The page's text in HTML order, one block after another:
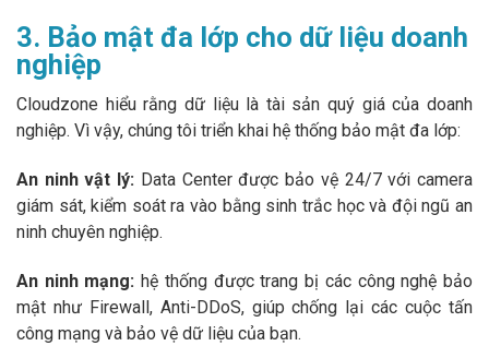
3. Bảo mật đa lớp cho dữ liệu doanh
nghiệp
Cloudzone hiểu rằng dữ liệu là tài sản quý giá của doanh
nghiệp. Vì vậy, chúng tôi triển khai hệ thống bảo mật đa lớp:
An ninh vật lý: Data Center được bảo vệ 24/7 với camera
giám sát, kiểm soát ra vào bằng sinh trắc học và đội ngũ an
ninh chuyên nghiệp.
An ninh mạng: hệ thống được trang bị các công nghệ bảo
mật như Firewall, Anti-DDoS, giúp chống lại các cuộc tấn
công mạng và bảo vệ dữ liệu của bạn.